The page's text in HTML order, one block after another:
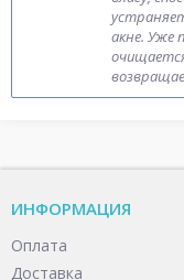
акне. Уже
ИНФОРМАЦИЯ
Оплата
Доставка